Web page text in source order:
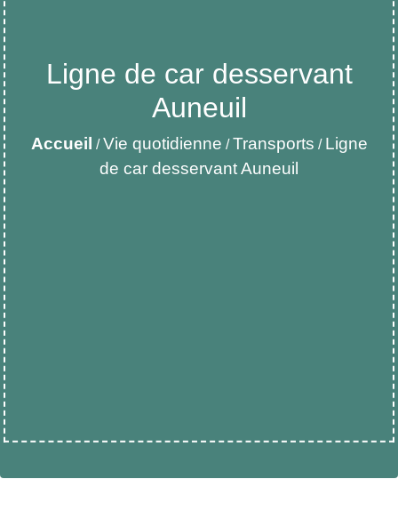
Ligne de car desservant
Auneuil
Accueil / Vie quotidienne / Transports / Ligne
de car desservant Auneuil